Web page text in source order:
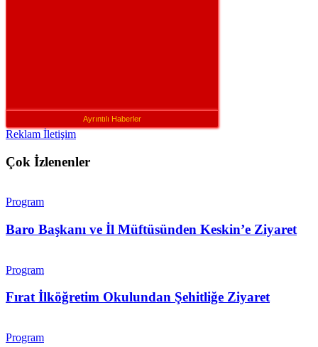
Ayrıntılı Haberler
Reklam İletişim
Çok İzlenenler
Program
Baro Başkanı ve İl Müftüsünden Keskin’e Ziyaret
Program
Fırat İlköğretim Okulundan Şehitliğe Ziyaret
Program